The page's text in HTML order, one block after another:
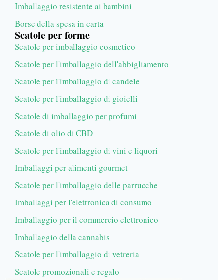
Imballaggio resistente ai bambini
Borse della spesa in carta
Scatole per forme
Scatole per imballaggio cosmetico
Scatole per l'imballaggio dell'abbigliamento
Scatole per l'imballaggio di candele
Scatole per l'imballaggio di gioielli
Scatole di imballaggio per profumi
Scatole di olio di CBD
Scatole per l'imballaggio di vini e liquori
Imballaggi per alimenti gourmet
Scatole per l'imballaggio delle parrucche
Imballaggi per l'elettronica di consumo
Imballaggio per il commercio elettronico
Imballaggio della cannabis
Scatole per l'imballaggio di vetreria
Scatole promozionali e regalo